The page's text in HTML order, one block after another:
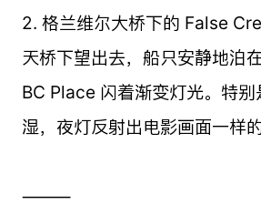
2. 格兰维尔大桥下的 False
天桥下望出去，船只安静地泊
BC Place 闪着渐变灯光。特
湿，夜灯反射出电影画面一样的
⸻